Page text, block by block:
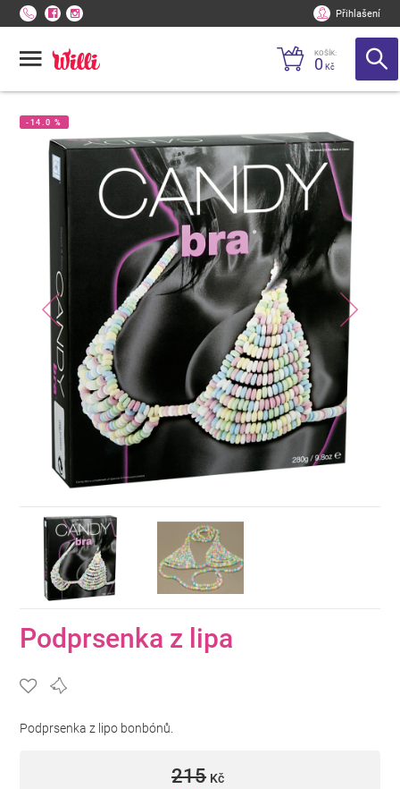
Přihlašení
KOŠÍK:
0 Kč
-14.0 %
Podprsenka z lipa
Podprsenka z lipo bonbónů.
215 Kč